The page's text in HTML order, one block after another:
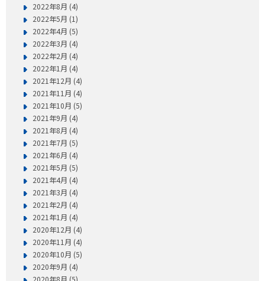
2022年8月 (4)
2022年5月 (1)
2022年4月 (5)
2022年3月 (4)
2022年2月 (4)
2022年1月 (4)
2021年12月 (4)
2021年11月 (4)
2021年10月 (5)
2021年9月 (4)
2021年8月 (4)
2021年7月 (5)
2021年6月 (4)
2021年5月 (5)
2021年4月 (4)
2021年3月 (4)
2021年2月 (4)
2021年1月 (4)
2020年12月 (4)
2020年11月 (4)
2020年10月 (5)
2020年9月 (4)
2020年8月 (5)